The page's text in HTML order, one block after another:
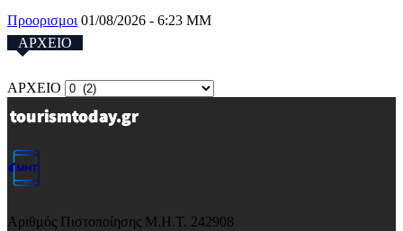
Προορισμοι 01/08/2026 - 6:23 ΜΜ
ΑΡΧΕΙΟ
ΑΡΧΕΙΟ
Αριθμός Πιστοποίησης Μ.Η.Τ. 242908